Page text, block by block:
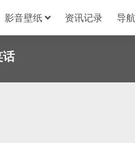
影音壁纸 资讯记录 导航
话